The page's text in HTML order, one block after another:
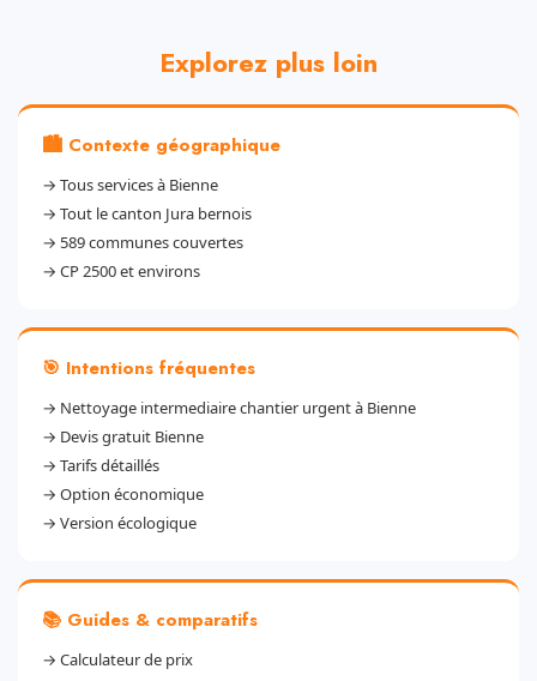
Explorez plus loin
🏙️ Contexte géographique
→ Tous services à Bienne
→ Tout le canton Jura bernois
→ 589 communes couvertes
→ CP 2500 et environs
🎯 Intentions fréquentes
→ Nettoyage intermediaire chantier urgent à Bienne
→ Devis gratuit Bienne
→ Tarifs détaillés
→ Option économique
→ Version écologique
📚 Guides & comparatifs
→ Calculateur de prix